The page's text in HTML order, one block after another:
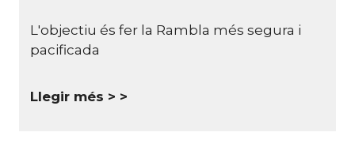
L'objectiu és fer la Rambla més segura i
pacificada
Llegir més >